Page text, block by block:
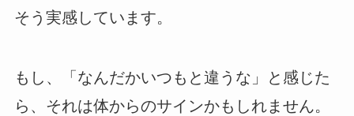
そう実感しています。
もし、「なんだかいつもと違うな」と感じた
ら、それは体からのサインかもしれません。